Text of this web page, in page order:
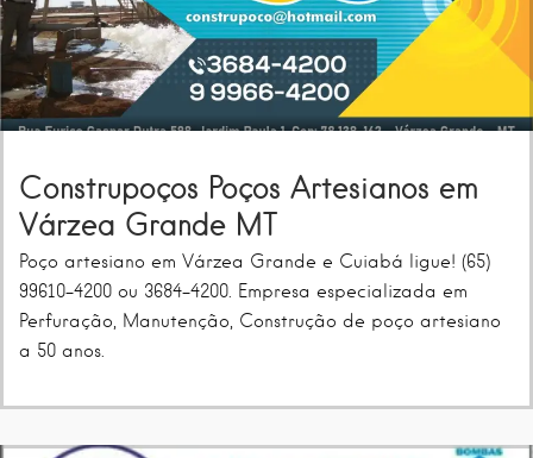
Construpoços Poços Artesianos em
Várzea Grande MT
Poço artesiano em Várzea Grande e Cuiabá ligue! (65)
99610-4200 ou 3684-4200. Empresa especializada em
Perfuração, Manutenção, Construção de poço artesiano
a 50 anos.